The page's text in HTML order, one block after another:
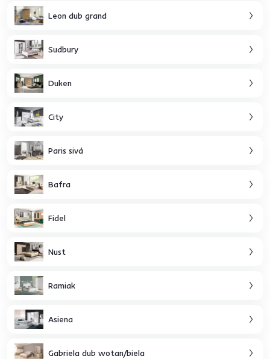
Leon dub grand
Sudbury
Duken
City
Paris sivá
Bafra
Fidel
Nust
Ramiak
Asiena
Gabriela dub wotan/biela